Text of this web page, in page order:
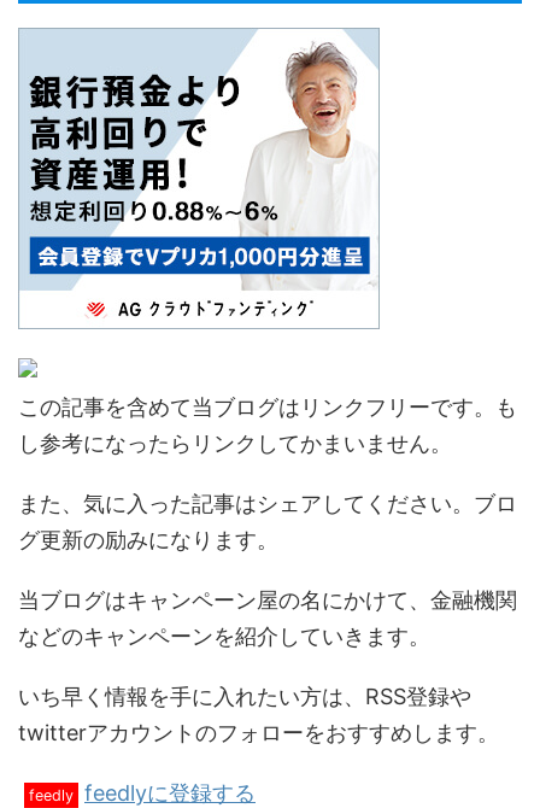
この記事を含めて当ブログはリンクフリーです。も
し参考になったらリンクしてかまいません。
また、気に入った記事はシェアしてください。ブロ
グ更新の励みになります。
当ブログはキャンペーン屋の名にかけて、金融機関
などのキャンペーンを紹介していきます。
いち早く情報を手に入れたい方は、RSS登録や
twitterアカウントのフォローをおすすめします。
feedly feedlyに登録する